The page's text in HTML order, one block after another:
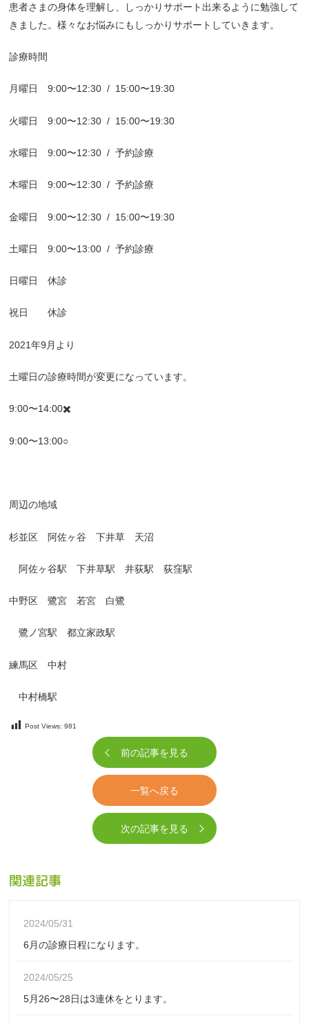
患者さまの身体を理解し、しっかりサポート出来るように勉強して
きました。様々なお悩みにもしっかりサポートしていきます。
診療時間
月曜日9:00〜12:30 / 15:00〜19:30
火曜日9:00〜12:30 / 15:00〜19:30
水曜日9:00〜12:30 /予約診療
木曜日9:00〜12:30 /予約診療
金曜日9:00〜12:30 / 15:00〜19:30
土曜日9:00〜13:00 /予約診療
日曜日 休診
祝日 休診
2021年9 月より
土曜日の診療時間が変更になっています。
9:00〜14:00✖️
9:00〜13:00○
周辺の地域
杉並区 阿佐ヶ谷 下井草 天沼
阿佐ヶ谷駅 下井草駅 井荻駅 荻窪駅
中野区 鷺宮 若宮 白鷺
鷺ノ宮駅 都立家政駅
練馬区 中村
中村橋駅
Post Views: 981
前の記事を見る
一覧へ戻る
次の記事を見る
関連記事
2024/05/31
6月の診療日程になります。
2024/05/25
5月26〜28日は3連休をとります。